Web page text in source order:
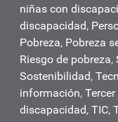
niñas con
discapacidad,
Pobreza, Pobreza
Riesgo de pobreza,
Sostenibilidad,
información,
discapacidad, TIC,